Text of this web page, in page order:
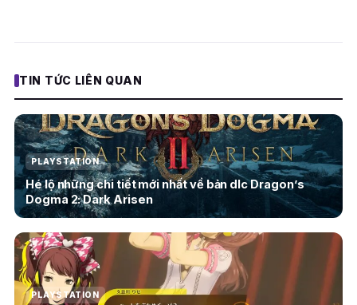
TIN TỨC LIÊN QUAN
PLAYSTATION
Hé lộ những chi tiết mới nhất về bản dlc Dragon’s
Dogma 2: Dark Arisen
PLAYSTATION